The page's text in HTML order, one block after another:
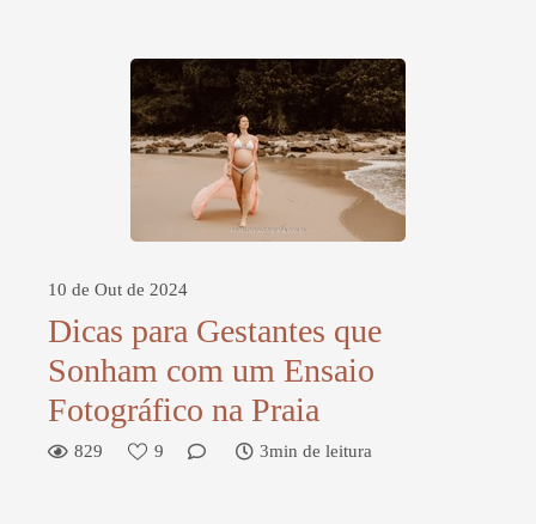
10 de Out de 2024
Dicas para Gestantes que
Sonham com um Ensaio
Fotográfico na Praia
829 9 3min de leitura